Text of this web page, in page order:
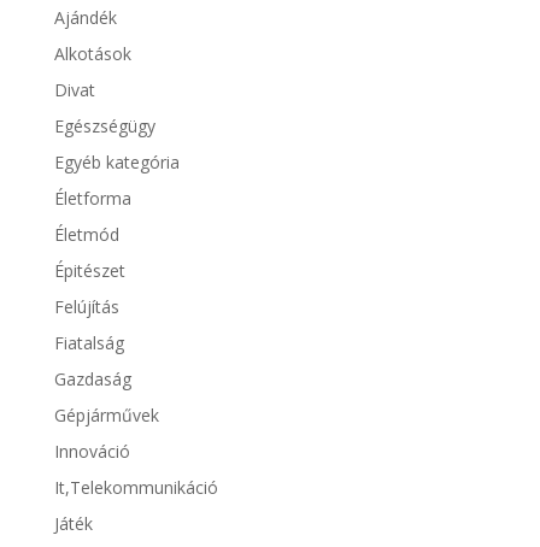
Ajándék
Alkotások
Divat
Egészségügy
Egyéb kategória
Életforma
Életmód
Épitészet
Felújítás
Fiatalság
Gazdaság
Gépjárművek
Innováció
It,Telekommunikáció
Játék